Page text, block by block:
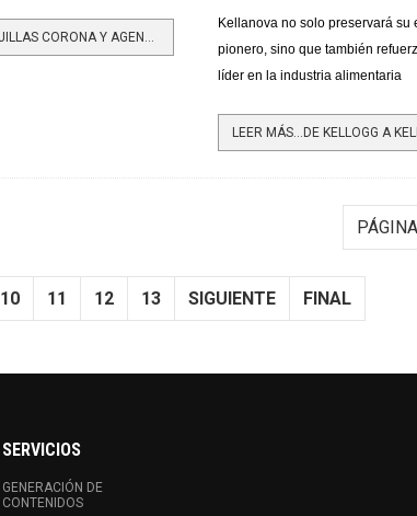
LEER MÁS…VAJILLAS CORONA Y AGENDA DEL MAR LANZAN SU NUEVA COLECCIÓN EN APOYO A LA CONSERVACIÓN DE LAS...
Kellanova no solo preservará su
pionero, sino que también
líder en la industria alimentaria
10 11 12 13 SIGUIENTE FINAL
SERVICIOS
GENERACIÓN DE
CONTENIDOS